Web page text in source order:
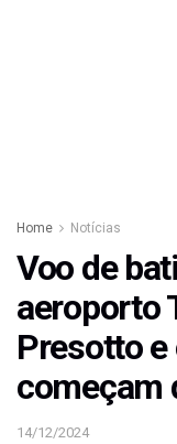
Home Notícias
Voo de
aeroporto
Presotto
começam
14/12/2024